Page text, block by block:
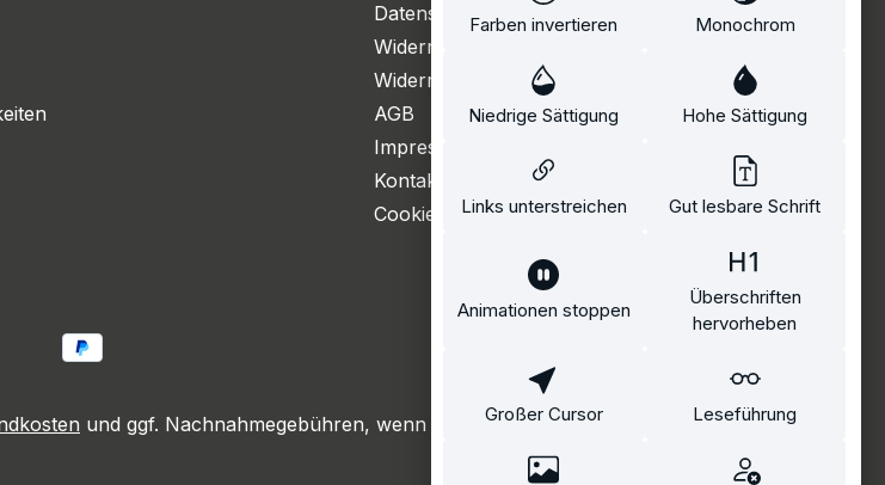
Datenschutzerklärung
Widerrufsbelehrung
Widerrufsformular
AGB
Impressum
Kontakt
Cookie Einstellungen
und ggf. Nachnahmegebühren, wenn nicht anders angegeben.
Farben invertieren Monochrom
Niedrige Sättigung Hohe Sättigung
Links unterstreichen Gut lesbare Schrift
Animationen stoppen
Überschriften
hervorheben
Großer Cursor Leseführung